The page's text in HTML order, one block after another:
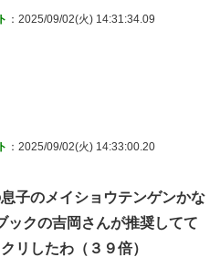
：2025/09/02(火) 14:31:34.09
：2025/09/02(火) 14:33:00.20
子のメイショウテンゲンかな
ックの吉岡さんが推奨してて
リしたわ（３９倍）